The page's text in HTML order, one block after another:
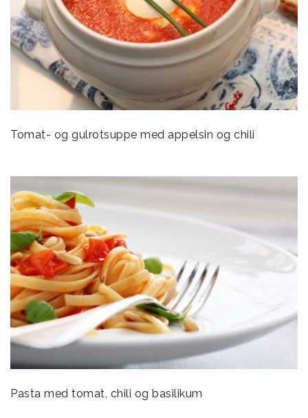
Tomat- og gulrotsuppe med appelsin og chili
Pasta med tomat, chili og basilikum